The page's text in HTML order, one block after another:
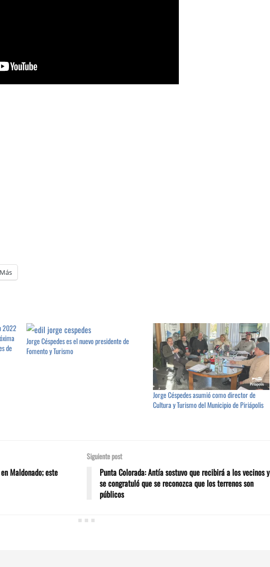
Más
2022
de
Jorge Céspedes es el nuevo presidente de
Fomento y Turismo
Jorge Céspedes asumió como director de
Cultura y Turismo del Municipio de Piriápolis
Maldonado; este
Siguiente post
Punta Colorada: Antía sostuvo que recibirá a los vecinos y
se congratuló que se reconozca que los terrenos son
públicos